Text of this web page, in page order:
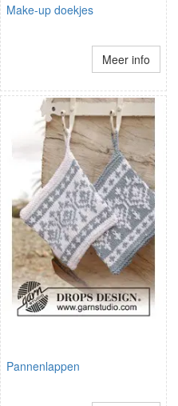
Make-up doekjes
Meer info
Pannenlappen